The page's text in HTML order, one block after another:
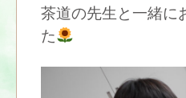
茶道の先生と一緒に
た